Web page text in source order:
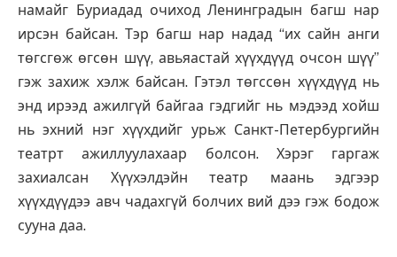
намайг Буриадад очиход Ленинградын багш нар
ирсэн байсан. Тэр багш нар надад “их сайн анги
төгсгөж өгсөн шүү, авьяастай хүүхдүүд очсон шүү”
гэж захиж хэлж байсан. Гэтэл төгссөн хүүхдүүд нь
энд ирээд ажилгүй байгаа гэдгийг нь мэдээд хойш
нь эхний нэг хүүхдийг урьж Санкт-Петербургийн
театрт ажиллуулахаар болсон. Хэрэг гаргаж
захиалсан Хүүхэлдэйн театр маань эдгээр
хүүхдүүдээ авч чадахгүй болчих вий дээ гэж бодож
сууна даа.